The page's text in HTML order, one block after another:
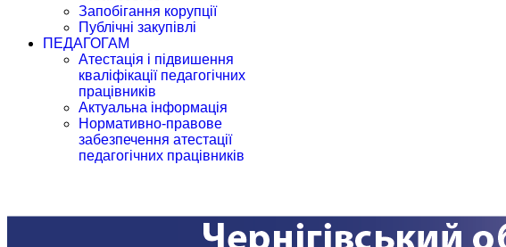
Запобігання корупції
Публічні закупівлі
ПЕДАГОГАМ
Атестація і підвишення
кваліфікації педагогічних
працівників
Актуальна інформація
Нормативно-правове
забезпечення атестації
педагогічних працівників